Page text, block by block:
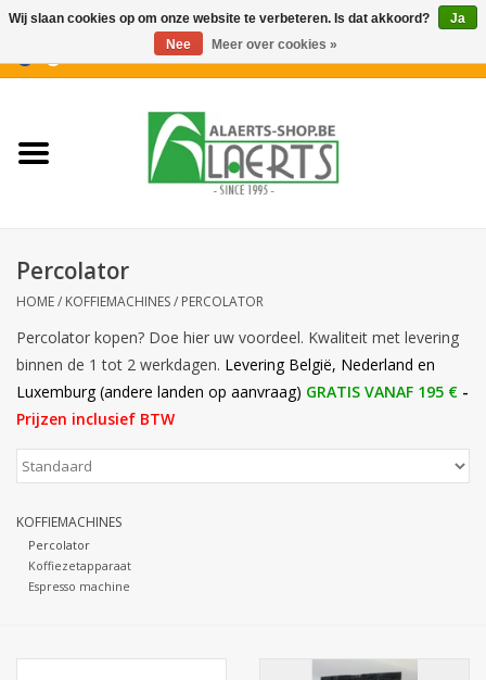
Nieuwigheden
Confiserie
Dranken
Aperitiefkoekjes
Botanicals
Snoeppot-Snoep
Percolator
HOME/ KOFFIEMACHINES/ PERCOLATOR
Percolator kopen? Doe hier uw voordeel. Kwaliteit met levering
binnen de 1 tot 2 werkdagen. Levering België, Nederland en
Luxemburg (andere landen op aanvraag) GRATIS VANAF 195 € -
Prijzen inclusief BTW
KOFFIEMACHINES
Percolator
Koffiezetapparaat
Espresso machine
Wij slaan cookies op om onze website te verbeteren. Is dat akkoord?
Ja
Nee
Meer over cookies »